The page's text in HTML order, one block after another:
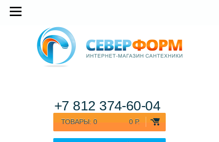
ТОВАРЫ: 0 0 Р.
+7 812 374-60-04